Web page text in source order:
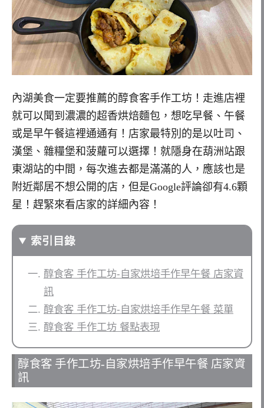
內湖美食一定要推薦的醇食客手作工坊！走進店裡
就可以聞到濃濃的超香烘焙麵包，想吃早餐、午餐
或是早午餐這裡通通有！店家最特別的是以吐司、
漢堡、雜糧堡和菠蘿可以選擇！就隱身在葫洲站跟
東湖站的中間，每次進去都是滿滿的人，應該也是
附近鄰居不想公開的店，但是Google評論卻有4.6顆
星！趕緊來看店家的詳細內容！
索引目錄
醇食客 手作工坊-自家烘培手作早午餐 店家資
訊
醇食客 手作工坊-自家烘培手作早午餐 菜單
醇食客 手作工坊 餐點表現
醇食客 手作工坊-自家烘培手作早午餐 店家資
訊